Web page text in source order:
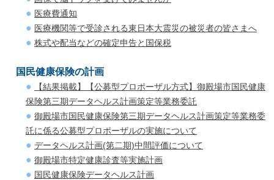
医療費通知
医療機関等で受診される東日本大震災の被災者の皆さまへ
株式や配当などの確定申告と国保税
国民健康保険の計画
【結果掲載】【公募型プロポーザル方式】御殿場市国民健康
保険第三期データヘルス計画策定等業務委託
御殿場市国民健康保険第三期データヘルス計画策定等業務委
託に係る公募型プロポーザルの実施について
データヘルス計画(第二期)中間評価について
御殿場市特定健康診査等実施計画
国民健康保険データヘルス計画